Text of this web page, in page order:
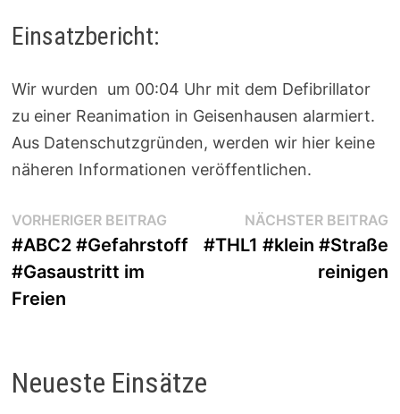
Einsatzbericht:
Wir wurden um 00:04 Uhr mit dem Defibrillator
zu einer Reanimation in Geisenhausen alarmiert.
Aus Datenschutzgründen, werden wir hier keine
näheren Informationen veröffentlichen.
Beitragsnavigation
VORHERIGER BEITRAGVorheriger
Beitrag:
#ABC2 #Gefahrstoff
#Gasaustritt im
Freien
NÄCHSTER BEITRAG
#THL1 #klein #Straße
reinigen
Neueste Einsätze